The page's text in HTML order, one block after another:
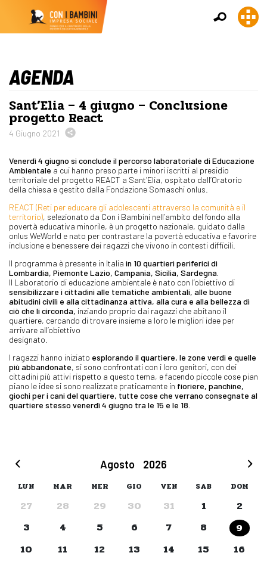
AGENDA
Sant’Elia – 4 giugno – Conclusione
progetto React
4 Giugno 2021
Venerdì 4 giugno si conclude il percorso laboratoriale di Educazione
Ambientale a cui hanno preso parte i minori iscritti al presidio
territoriale del progetto REACT a Sant’Elia, ospitato dall’Oratorio
della chiesa e gestito dalla Fondazione Somaschi onlus.
REACT (Reti per educare gli adolescenti attraverso la comunità e il
territorio), selezionato da Con i Bambini nell’ambito del fondo alla
povertà educativa minorile, è un progetto nazionale, guidato dalla
onlus WeWorld e nato per contrastare la povertà educativa e favorire
inclusione e benessere dei ragazzi che vivono in contesti difficili.
Il programma è presente in Italia in 10 quartieri periferici di
Lombardia, Piemonte Lazio, Campania, Sicilia, Sardegna.
Il Laboratorio di educazione ambientale è nato con l’obiettivo di
sensibilizzare i cittadini alle tematiche ambientali, alle buone
abitudini civili e alla cittadinanza attiva, alla cura e alla bellezza di
ciò che li circonda, inziando proprio dai ragazzi che abitano il
quartiere, cercando di trovare insieme a loro le migliori idee per
arrivare all’obiettivo
designato.
I ragazzi hanno iniziato esplorando il quartiere, le zone verdi e quelle
più abbandonate, si sono confrontati con i loro genitori, con dei
cittadini più attivi rispetto a questo tema, e facendo piccole cose pian
piano le idee si sono realizzate praticamente in fioriere, panchine,
giochi per i cani del quartiere, tutte cose che verrano consegnate al
quartiere stesso venerdì 4 giugno tra le 15 e le 18.
Agosto 2026
LUN MAR MER GIO VEN SAB DOM
27 28 29 30 31 1
2
3
4 5 6 7 8
9
10
11 12 13 14 15
16